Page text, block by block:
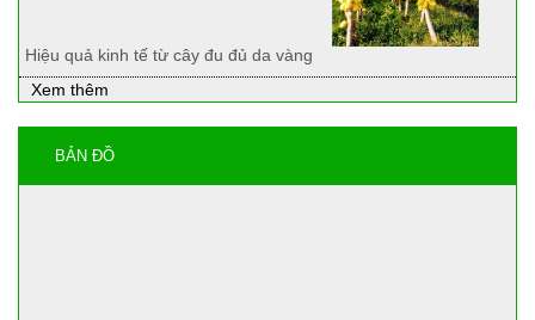
Hiệu quả kinh tế từ cây đu đủ da vàng
Xem thêm
BẢN ĐỒ